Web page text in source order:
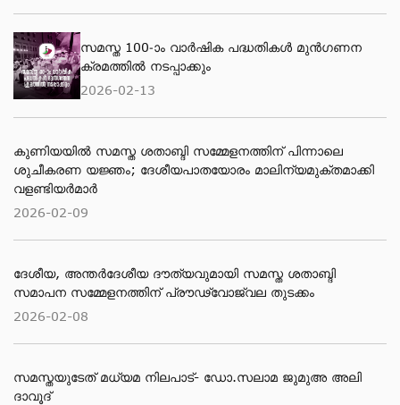
സമസ്ത 100-ാം വാർഷിക പദ്ധതികൾ മുൻഗണന
ക്രമത്തിൽ നടപ്പാക്കും
2026-02-13
കുണിയയിൽ സമസ്ത ശതാബ്ദി സമ്മേളനത്തിന് പിന്നാലെ
ശുചീകരണ യജ്ഞം; ദേശീയപാതയോരം മാലിന്യമുക്തമാക്കി
വളണ്ടിയർമാർ
2026-02-09
ദേശീയ, അന്തര്‍ദേശീയ ദൗത്യവുമായി സമസ്ത ശതാബ്ദി
സമാപന സമ്മേളനത്തിന് പ്രൗഢ്വോജ്വല തുടക്കം
2026-02-08
സമസ്തയുടേത് മധ്യമ നിലപാട്- ഡോ.സലാമ ജുമുഅ അലി
ദാവൂദ്